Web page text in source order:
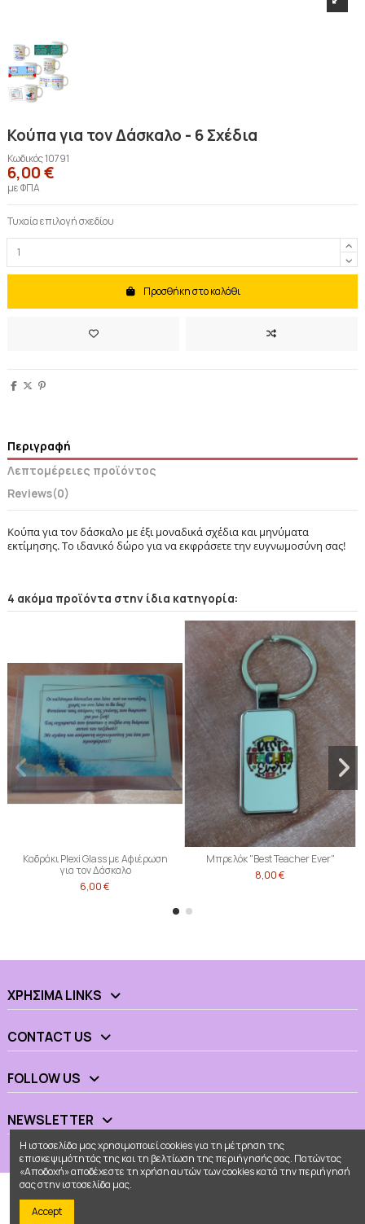
Κούπα για τον Δάσκαλο - 6 Σχέδια
Κωδικός10791
6,00 €
με ΦΠΑ
Τυχαία επιλογή σχεδίου
Προσθήκη στο καλάθι
Περιγραφή
Λεπτομέρειες προϊόντος
Reviews(0)
Κούπα για τον δάσκαλο με έξι μοναδικά σχέδια και μηνύματα
εκτίμησης. Το ιδανικό δώρο για να εκφράσετε την ευγνωμοσύνη σας!
4 ακόμα προϊόντα στην ίδια κατηγορία:
Καδράκι Plexi Glass με Αφιέρωση
για τον Δάσκαλο
6,00 €
Μπρελόκ "Best Teacher Ever"
8,00 €
ΧΡΉΣΙΜΑ LINKS
CONTACT US
FOLLOW US
NEWSLETTER
Η ιστοσελίδα μας χρησιμοποιεί cookies για τη μέτρηση της
επισκεψιμότητάς της και τη βελτίωση της περιήγησής σας. Πατώντας
«Αποδοχή» αποδέχεστε τη χρήση αυτών των cookies κατά την περιήγησή
σας στην ιστοσελίδα μας.
Accept